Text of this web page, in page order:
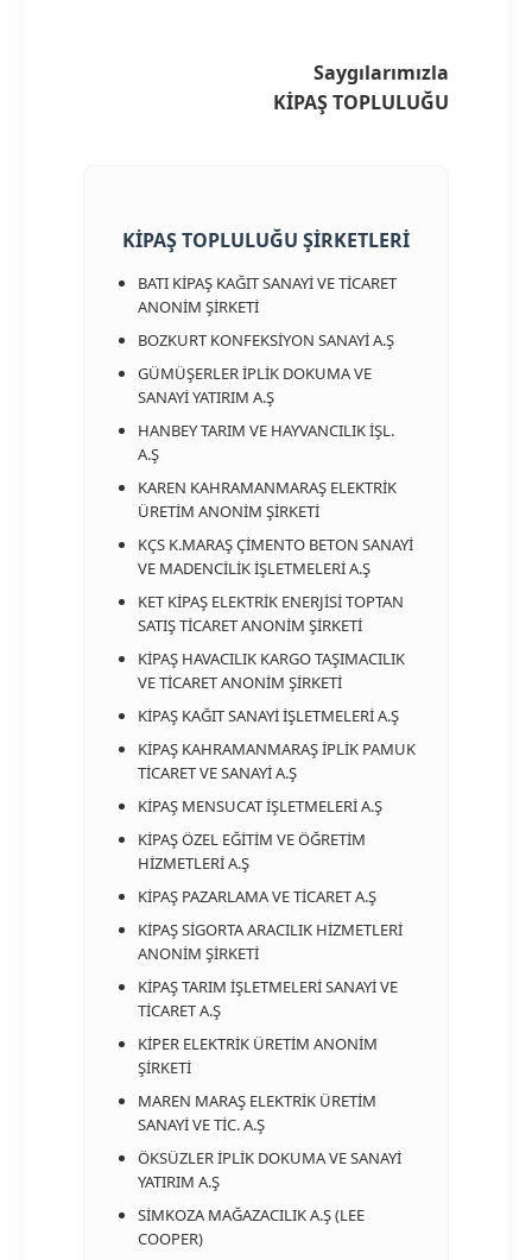
Saygılarımızla
KİPAŞ TOPLULUĞU
KİPAŞ TOPLULUĞU ŞİRKETLERİ
BATI KİPAŞ KAĞIT SANAYİ VE TİCARET
ANONİM ŞİRKETİ
BOZKURT KONFEKSİYON SANAYİ A.Ş
GÜMÜŞERLER İPLİK DOKUMA VE
SANAYİ YATIRIM A.Ş
HANBEY TARIM VE HAYVANCILIK İŞL.
A.Ş
KAREN KAHRAMANMARAŞ ELEKTRİK
ÜRETİM ANONİM ŞİRKETİ
KÇS K.MARAŞ ÇİMENTO BETON SANAYİ
VE MADENCİLİK İŞLETMELERİ A.Ş
KET KİPAŞ ELEKTRİK ENERJİSİ TOPTAN
SATIŞ TİCARET ANONİM ŞİRKETİ
KİPAŞ HAVACILIK KARGO TAŞIMACILIK
VE TİCARET ANONİM ŞİRKETİ
KİPAŞ KAĞIT SANAYİ İŞLETMELERİ A.Ş
KİPAŞ KAHRAMANMARAŞ İPLİK PAMUK
TİCARET VE SANAYİ A.Ş
KİPAŞ MENSUCAT İŞLETMELERİ A.Ş
KİPAŞ ÖZEL EĞİTİM VE ÖĞRETİM
HİZMETLERİ A.Ş
KİPAŞ PAZARLAMA VE TİCARET A.Ş
KİPAŞ SİGORTA ARACILIK HİZMETLERİ
ANONİM ŞİRKETİ
KİPAŞ TARIM İŞLETMELERİ SANAYİ VE
TİCARET A.Ş
KİPER ELEKTRİK ÜRETİM ANONİM
ŞİRKETİ
MAREN MARAŞ ELEKTRİK ÜRETİM
SANAYİ VE TİC. A.Ş
ÖKSÜZLER İPLİK DOKUMA VE SANAYİ
YATIRIM A.Ş
SİMKOZA MAĞAZACILIK A.Ş (LEE
COOPER)